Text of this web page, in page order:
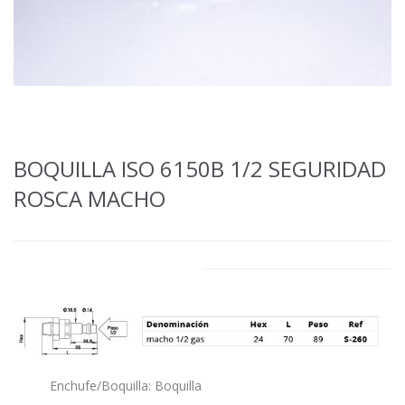
BOQUILLA ISO 6150B 1/2 SEGURIDAD
ROSCA MACHO
Enchufe/Boquilla: Boquilla